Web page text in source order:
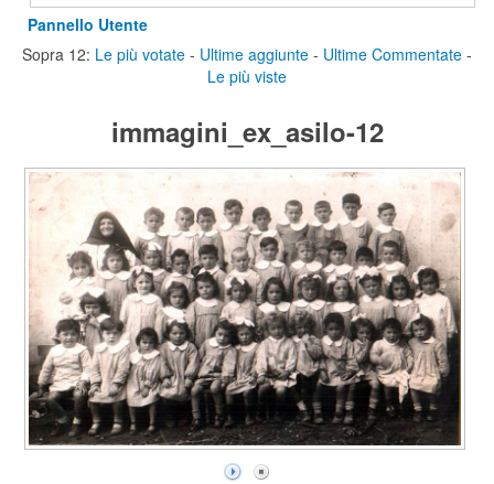
Pannello Utente
Sopra 12: Le più votate - Ultime aggiunte - Ultime Commentate -
Le più viste
immagini_ex_asilo-12